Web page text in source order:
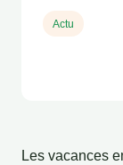
Les vacances
Actu